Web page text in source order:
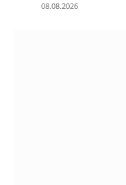
08.08.2026